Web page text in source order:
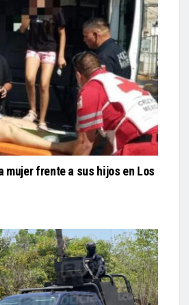
mujer frente a sus hijos en Los